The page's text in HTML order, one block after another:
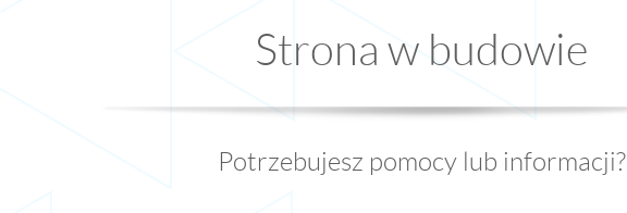
Strona w budowie
Potrzebujesz pomocy lub informacji?